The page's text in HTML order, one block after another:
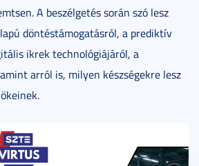
A beszélgetés során szó lesz
döntéstámogatásról, a prediktív
ikrek technológiájáról, a
arról is, milyen készségekre lesz